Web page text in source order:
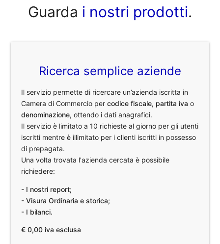
Guarda i nostri prodotti.
Ricerca semplice aziende
Il servizio permette di ricercare un’azienda iscritta in
Camera di Commercio percodice fiscale, partita iva o
denominazione, ottendo i dati anagrafici.
Il servizio è limitato a 10 richieste al giorno per gli utenti
iscritti mentre è illimitato per i clienti iscritti in possesso
di prepagata.
Una volta trovata l'azienda cercata è possibile
richiedere:
- I nostri report;
- Visura Ordinaria e storica;
- I bilanci.
€ 0,00 iva esclusa